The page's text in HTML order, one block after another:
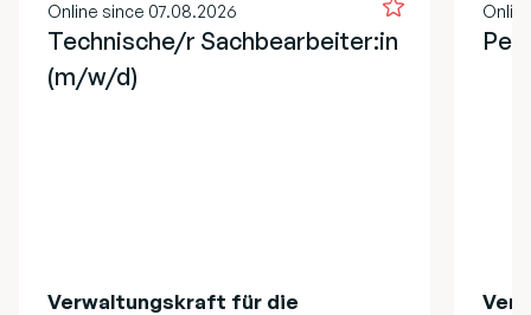
Online since 07.08.2026
Technische/r Sachbearbeiter:in
(m/w/d)
Verwaltungskraft für die